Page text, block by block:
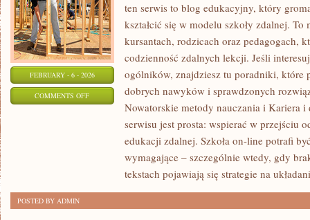
FEBRUARY - 6 - 2026
COMMENTS OFFON
NAUCZANIE
HYBRYDOWE
ten serwis to blog edukacyjny, który
kształcić się w modelu szkoły zdalnej.
kursantach, rodzicach oraz pedagogach,
codzienność zdalnych lekcji. Jeśli
ogólników, znajdziesz tu poradniki, które
dobrych nawyków i sprawdzonych
Nowatorskie metody nauczania i Kariera i
serwisu jest prosta: wspierać w przejściu
edukacji zdalnej. Szkoła on-line potrafi
wymagające – szczególnie wtedy, gdy
tekstach pojawiają się strategie na
POSTED BY ADMIN